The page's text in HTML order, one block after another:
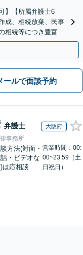
】【所属弁護士6
成、相続放棄、民事
相続等につき豊富な
ールで面談予約
弁護士 大阪府
事務所
方法(対面・
・ビデオな
)は応相談
営業時間：00:
00~23:59（土
日祝日）